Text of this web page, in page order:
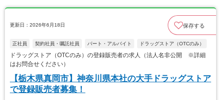
更新日：2026年6月18日 保存する
正社員 契約社員・嘱託社員 パート・アルバイト ドラッグストア（OTCのみ）
ドラッグストア（OTCのみ）の登録販売者の求人（法人名非公開 ※詳細
はお問合せください）
【栃木県真岡市】神奈川県本社の大手ドラッグストア
で登録販売者募集！